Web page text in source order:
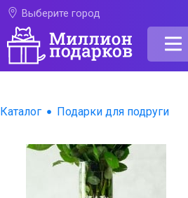
Выберите город
Каталог Подарки для подруги